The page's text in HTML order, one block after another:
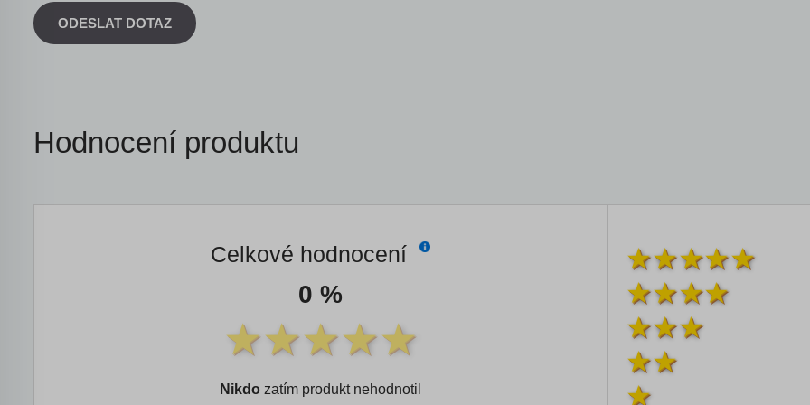
ODESLAT DOTAZ
Hodnocení produktu
Celkové hodnocení
0 %
Nikdo zatím produkt nehodnotil